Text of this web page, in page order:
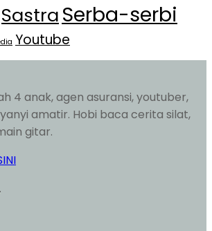
SastraSerba-serbi
Youtube
4 anak, agen asuransi, youtuber,
amatir. Hobi baca cerita silat,
gitar.
.